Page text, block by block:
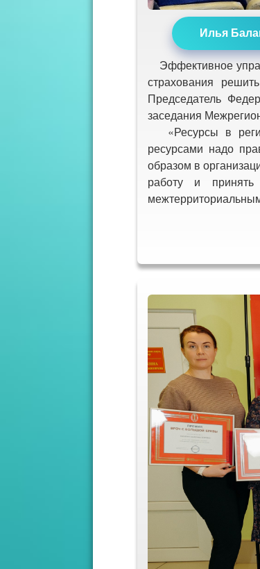
Илья
Эффективное
страхования
Председатель
заседания
«Ресурсы в
ресурсами надо
образом в
работу и